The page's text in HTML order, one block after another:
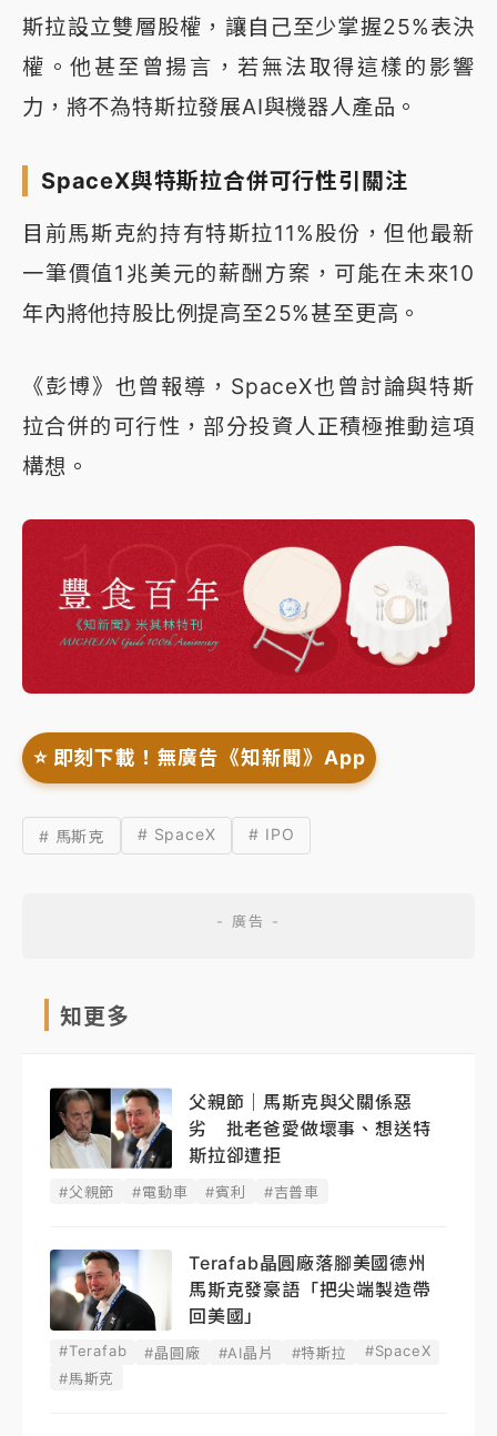
斯拉設立雙層股權，讓自己至少掌握25%表決
權。他甚至曾揚言，若無法取得這樣的影響
力，將不為特斯拉發展AI與機器人產品。
SpaceX與特斯拉合併可行性引關注
目前馬斯克約持有特斯拉11%股份，但他最新
一筆價值1兆美元的薪酬方案，可能在未來10
年內將他持股比例提高至25%甚至更高。
《彭博》也曾報導，SpaceX也曾討論與特斯
拉合併的可行性，部分投資人正積極推動這項
構想。
⭐️ 即刻下載！無廣告《知新聞》App
# 馬斯克 # SpaceX # IPO
知更多
父親節｜馬斯克與父關係惡
劣 批老爸愛做壞事、想送特
斯拉卻遭拒
#父親節 #電動車 #賓利 #吉普車
Terafab晶圓廠落腳美國德州
馬斯克發豪語「把尖端製造帶
回美國」
#Terafab #晶圓廠 #AI晶片 #特斯拉
#SpaceX
#馬斯克